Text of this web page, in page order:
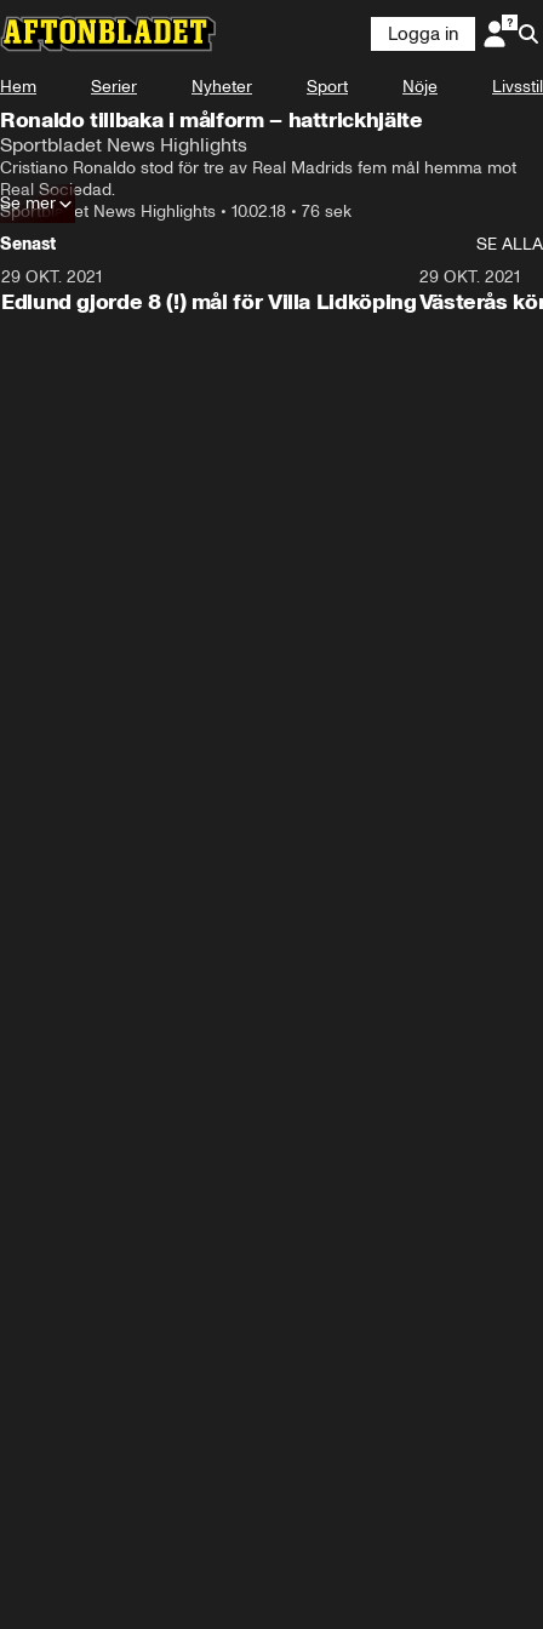
Logga in
Hem Serier Nyheter Sport Nöje Livsstil
Ronaldo tillbaka i målform – hattrickhjälte
Sportbladet News Highlights
Cristiano Ronaldo stod för tre av Real Madrids fem mål hemma mot
Real Sociedad.
Sportbladet News Highlights • 10.02.18 • 76 sek
Se mer
Senast
SE ALLA
29 OKT. 2021
Edlund gjorde 8 (!) mål för Villa Lidköping
29 OKT. 2021
Västerås